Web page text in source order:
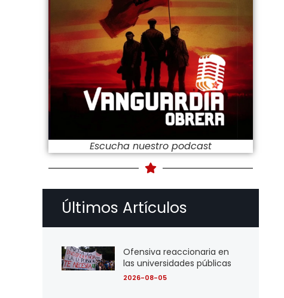
Escucha nuestro podcast
Últimos Artículos
Ofensiva reaccionaria en
las universidades públicas
2026-08-05